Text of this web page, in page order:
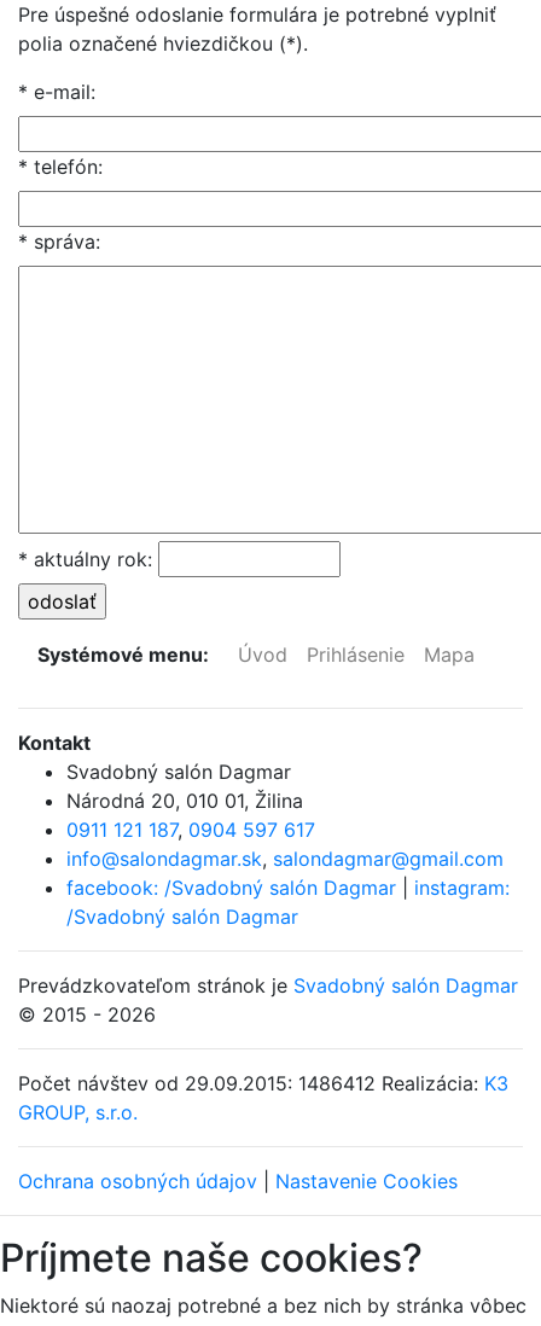
Pre úspešné odoslanie formulára je potrebné vyplniť
polia označené hviezdičkou (*).
* e-mail:
* telefón:
* správa:
* aktuálny rok:
Systémové menu: Úvod Prihlásenie Mapa
Kontakt
Svadobný salón Dagmar
Národná 20, 010 01, Žilina
0911 121 187, 0904 597 617
info@salondagmar.sk, salondagmar@gmail.com
facebook: /Svadobný salón Dagmar
instagram:
/Svadobný salón Dagmar
Prevádzkovateľom stránok je Svadobný salón Dagmar
© 2015 - 2026
Počet návštev od 29.09.2015: 1486412 Realizácia: K3
GROUP, s.r.o.
Ochrana osobných údajov Nastavenie Cookies
Príjmete naše cookies?
Niektoré sú naozaj potrebné a bez nich by stránka vôbec